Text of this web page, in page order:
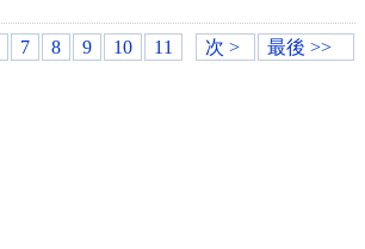
7 8 9 10 11 次 > 最後 >>